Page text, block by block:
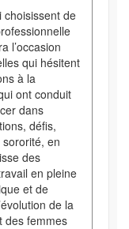
choisissent de
l’occasion
qui hésitent
à la
ont conduit
dans
défis,
en
des
en pleine
et de
de la
des femmes